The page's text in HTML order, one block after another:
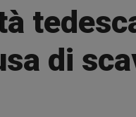
di